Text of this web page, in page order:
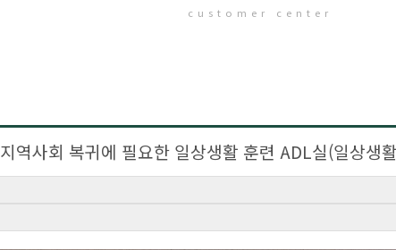
customer center
지역사회 복귀에 필요한 일상생활 훈련 ADL실(일상생